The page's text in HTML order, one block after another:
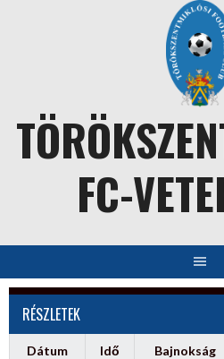
FC-
RÉSZLETEK
Dátum Idő Bajnokság